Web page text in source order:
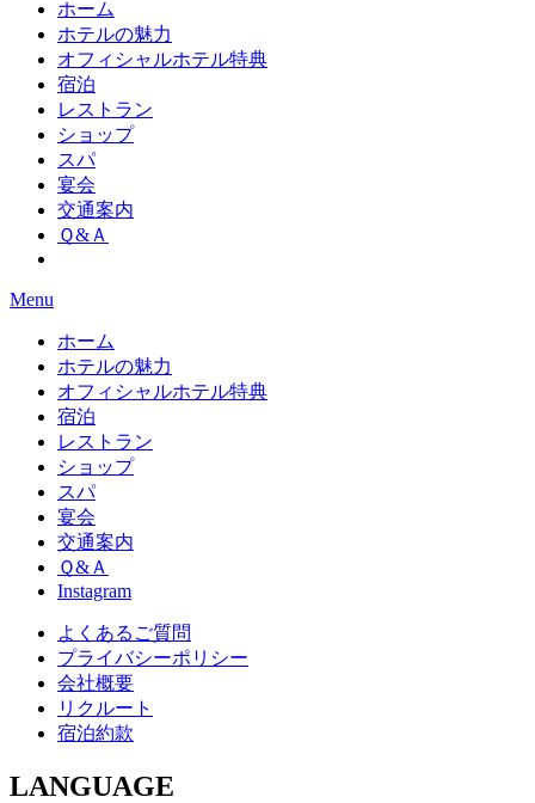
ホーム
ホテルの魅力
オフィシャルホテル特典
宿泊
レストラン
ショップ
スパ
宴会
交通案内
Ｑ&Ａ
Menu
ホーム
ホテルの魅力
オフィシャルホテル特典
宿泊
レストラン
ショップ
スパ
宴会
交通案内
Ｑ&Ａ
Instagram
よくあるご質問
プライバシーポリシー
会社概要
リクルート
宿泊約款
LANGUAGE